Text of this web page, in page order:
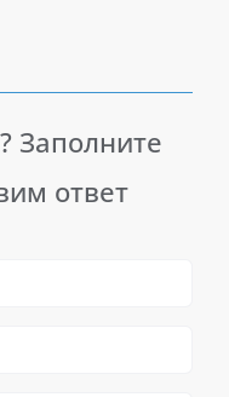
Заполните
ответ